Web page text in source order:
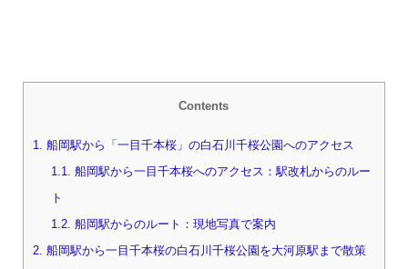
Contents
1. 船岡駅から「一目千本桜」の白石川千桜公園へのアクセス
1.1. 船岡駅から一目千本桜へのアクセス：駅改札からのルー
ト
1.2. 船岡駅からのルート：現地写真で案内
2. 船岡駅から一目千本桜の白石川千桜公園を大河原駅まで散策